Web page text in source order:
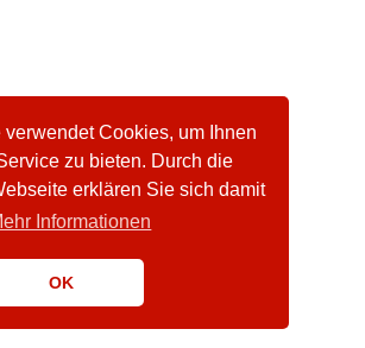
Cookies, um Ihnen
zu bieten. Durch die
erklären Sie sich damit
Informationen
OK